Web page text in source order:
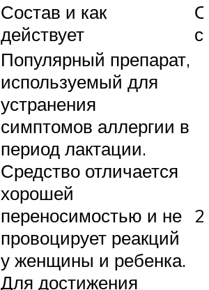
Состав и как
действует
Популярный препарат,
используемый для
устранения
симптомов аллергии в
период лактации.
Средство отличается
хорошей
переносимостью и не
провоцирует реакций
у женщины и ребенка.
Для достижения